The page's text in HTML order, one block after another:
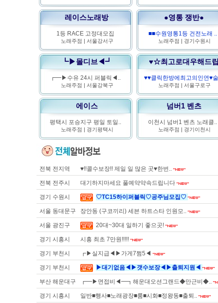
레이스노래방
1등 RACE 고정대모집
노래주점 | 서울강서구
●영통 쟁반●
■■수원영통1등 건전노래 ..
노래주점 | 경기수원시
┗▶몰디브◀┛
┏━▶수유 24시 퍼블릭◀..
노래주점 | 서울강북구
♥☆최고로대우해드
♥♥클릭한방에최고의인연♥
노래주점 | 서울구로구
에이스
평택시 포승지구 평일 토일..
노래주점 | 경기평택시
넘버1 벤츠
이천시 넘버1 벤츠 노래클..
노래주점 | 경기이천시
전북 전지역 ♥!!콜수보장!! 제일 일 많은 곳♥한번..
전북 전주시 대기하지마세요 풀예약약속드립니다
경기 수원시 ♡TC15하이퍼블릭♡공주님모집♡
서울 동대문구 장안동 (구코끼리) 세븐 하트스타 인원모..
서울 광진구 20대~30대 일하기 좋으곳!
경기 시흥시 시흥 최초 7만원!!!!!
경기 부천시 ┏▶실지급◀▶가게7쩜5◀
경기 부천시 ▶대기없음◀▶갯수보장◀▶출퇴지원◀
부산 해운대구 ┏━▶면접비◀━┓해운대오션그랜드◆만근비◆..
경기 시흥시 일반■행사■노래광장■룸■시화■정왕동■출퇴..